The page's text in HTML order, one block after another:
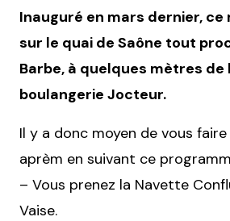
Inauguré en mars dernier,
sur le quai de Saône tout
Barbe, à quelques mètres de
boulangerie Jocteur.
Il y a donc moyen de vous
aprèm en suivant ce
– Vous prenez la Navette
Vaise.